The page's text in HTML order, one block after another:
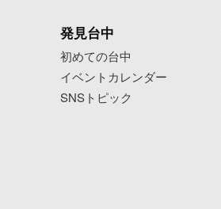
発見台中
初めての台中
イベントカレンダー
SNSトピック